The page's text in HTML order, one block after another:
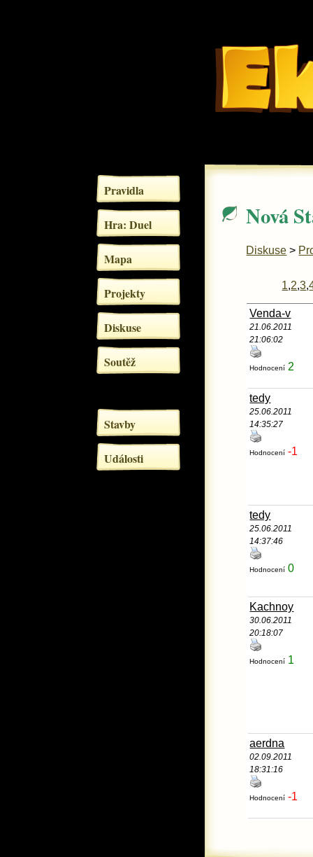
Pravidla
Hra: Duel
Mapa
Projekty
Diskuse
Soutěž
Stavby
Události
Nová
Diskuse >
1,2,3,
Venda-v
21.06.2011
21:06:02
Hodnocení 2
tedy
25.06.2011
14:35:27
Hodnocení -1
tedy
25.06.2011
14:37:46
Hodnocení 0
Kachnoy
30.06.2011
20:18:07
Hodnocení 1
aerdna
02.09.2011
18:31:16
Hodnocení -1